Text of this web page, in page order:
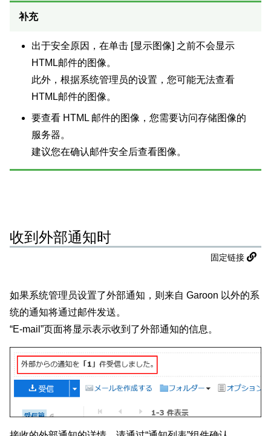
补充
出于安全原因，在单击 [显示图像] 之前不会显示
HTML邮件的图像。
此外，根据系统管理员的设置，您可能无法查看
HTML邮件的图像。
要查看 HTML 邮件的图像，您需要访问存储图像的
服务器。
建议您在确认邮件安全后查看图像。
收到外部通知时
固定链接
如果系统管理员设置了外部通知，则来自 Garoon 以外的系
统的通知将通过邮件发送。
“E-mail”页面将显示表示收到了外部通知的信息。